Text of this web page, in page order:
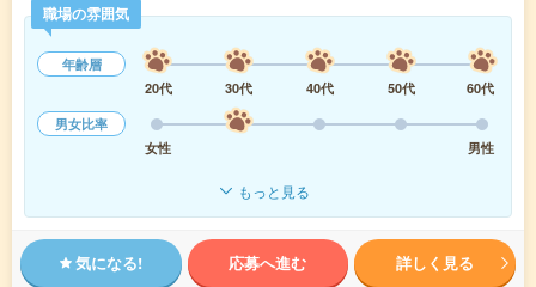
職場の雰囲気
年齢層
20代
30代 40代 50代
60代
男女比率
女性
男性
もっと見る
気になる! 応募へ進む 詳しく見る